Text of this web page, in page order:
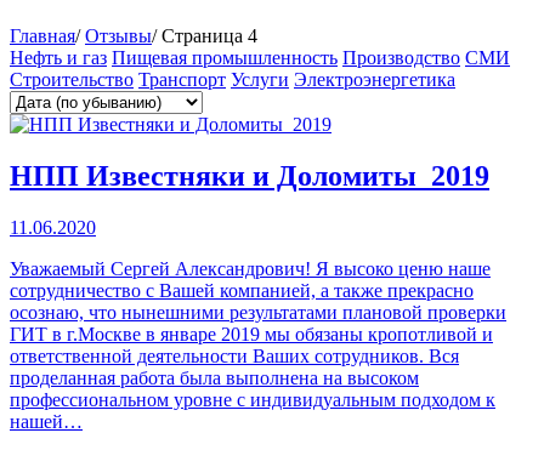
Главная/ Отзывы/Страница 4
Нефть и газ Пищевая промышленность Производство СМИ
Строительство Транспорт Услуги Электроэнергетика
НПП Известняки и Доломиты_2019
11.06.2020
Уважаемый Сергей Александрович! Я высоко ценю наше
сотрудничество с Вашей компанией, а также прекрасно
осознаю, что нынешними результатами плановой проверки
ГИТ в г.Москве в январе 2019 мы обязаны кропотливой и
ответственной деятельности Ваших сотрудников. Вся
проделанная работа была выполнена на высоком
профессиональном уровне с индивидуальным подходом к
нашей…